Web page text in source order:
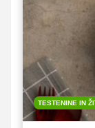
TESTENINE IN